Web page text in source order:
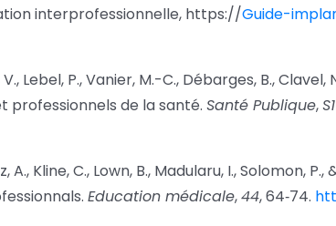
interprofessionnelle, https://Guide-
Lebel, P., Vanier, M.-C., Débarges, B.,
de la santé. Santé Publique,S1
A., Kline, C., Lown, B., Madularu, I., Solomon,
Education médicale,44, 64‑74.